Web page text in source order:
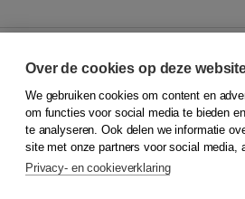
© 2026Koninklijke Boom uitgevers
Klantenservice
Service & informatie
Contact
Over de cookies op deze
We gebruiken cookies om content en
om functies voor social media te bieden
te analyseren. Ook delen we informatie
site met onze partners voor social media,
Privacy- en cookieverklaring